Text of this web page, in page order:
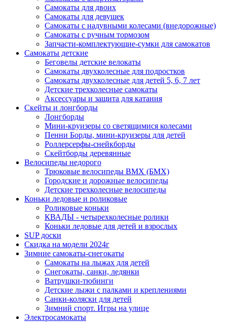
Самокаты для двоих
Самокаты для девушек
Самокаты с надувными колесами (внедорожные)
Самокаты с ручным тормозом
Запчасти-комплектующие-сумки для самокатов
Самокаты детские
Беговелы детские велокаты
Самокаты двухколесные для подростков
Самокаты двухколесные для детей 5, 6, 7 лет
Детские трехколесные самокаты
Аксессуары и защита для катания
Cкейты и лонгборды
Лонгборды
Мини-круизеры со светящимися колесами
Пенни Борды, мини-круизеры для детей
Роллерсерфы-снейкборды
Скейтборды деревянные
Велосипеды недорого
Трюковые велосипеды BMX (БМХ)
Городские и дорожные велосипеды
Детские трехколесные велосипеды
Коньки ледовые и роликовые
Роликовые коньки
КВАДЫ - четырехколесные ролики
Коньки ледовые для детей и взрослых
SUP доски
Скидка на модели 2024г
Зимние самокаты-снегокаты
Самокаты на лыжах для детей
Снегокаты, санки, ледянки
Ватрушки-тюбинги
Детские лыжи с палками и креплениями
Санки-коляски для детей
Зимний спорт. Игры на улице
Электросамокаты